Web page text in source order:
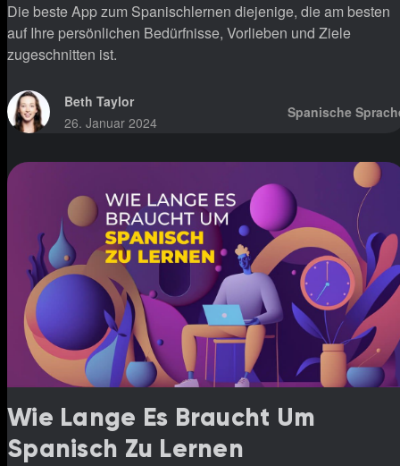
Die beste App zum Spanischlernen diejenige, die am besten
auf Ihre persönlichen Bedürfnisse, Vorlieben und Ziele
zugeschnitten ist.
Beth Taylor
26. Januar 2024
Spanische
Wie Lange Es Braucht Um
Spanisch Zu Lernen